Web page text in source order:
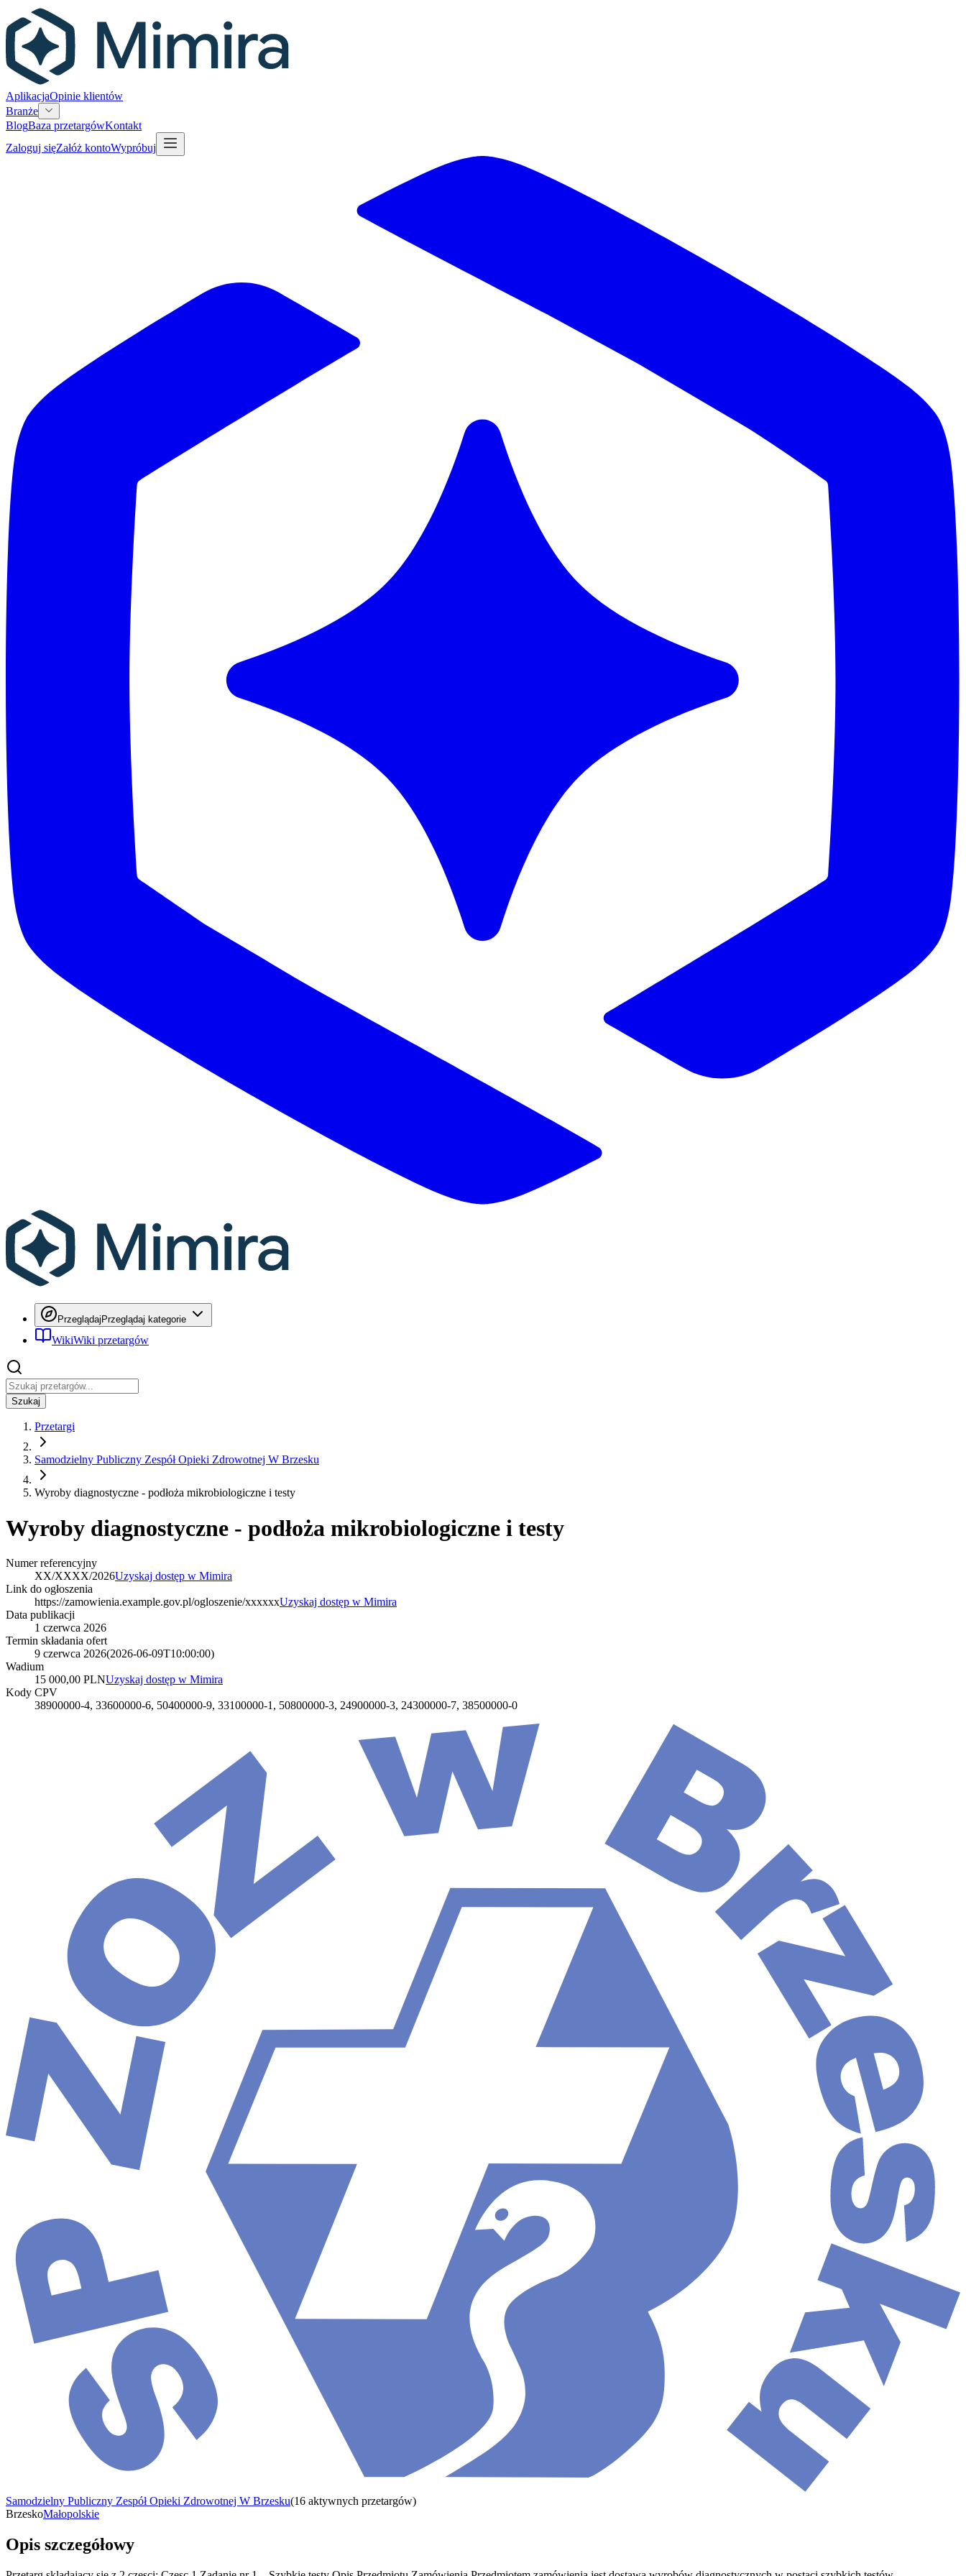
AplikacjaOpinie klientów
Branże
BlogBaza przetargówKontakt
Zaloguj sięZałóż kontoWypróbuj
Przeglądaj Przeglądaj kategorie
WikiWiki przetargów
Szukaj
Przetargi
Samodzielny Publiczny Zespół Opieki Zdrowotnej W Brzesku
Wyroby diagnostyczne - podłoża mikrobiologiczne i testy
Wyroby diagnostyczne - podłoża mikrobiologiczne i testy
Numer referencyjny
XX/XXXX/2026Uzyskaj dostęp w Mimira
Link do ogłoszenia
https://zamowienia.example.gov.pl/ogloszenie/xxxxxxUzyskaj dostęp w Mimira
Data publikacji
1 czerwca 2026
Termin składania ofert
9 czerwca 2026(2026-06-09T10:00:00)
Wadium
15 000,00 PLNUzyskaj dostęp w Mimira
Kody CPV
38900000-4, 33600000-6, 50400000-9, 33100000-1, 50800000-3, 24900000-3, 24300000-7, 38500000-0
Samodzielny Publiczny Zespół Opieki Zdrowotnej W Brzesku(16 aktywnych przetargów)
BrzeskoMałopolskie
Opis szczegółowy